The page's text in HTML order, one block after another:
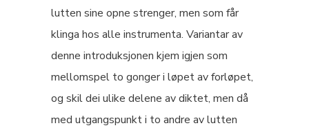
lutten sine opne strenger, men som får
klinga hos alle instrumenta. Variantar av
denne introduksjonen kjem igjen som
mellomspel to gonger i løpet av forløpet,
og skil dei ulike delene av diktet, men då
med utgangspunkt i to andre av lutten